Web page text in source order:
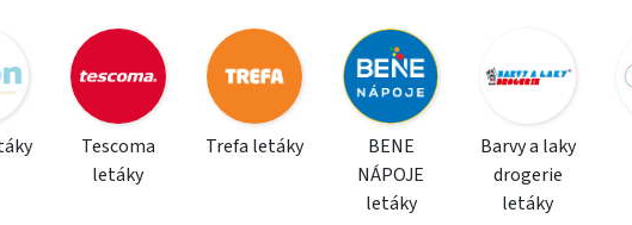
Tescoma
letáky
Trefa letáky
BENE
NÁPOJE
letáky
Barvy a laky
drogerie
letáky